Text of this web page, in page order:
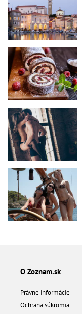
O Zoznam.sk
Právne informácie
Ochrana súkromia